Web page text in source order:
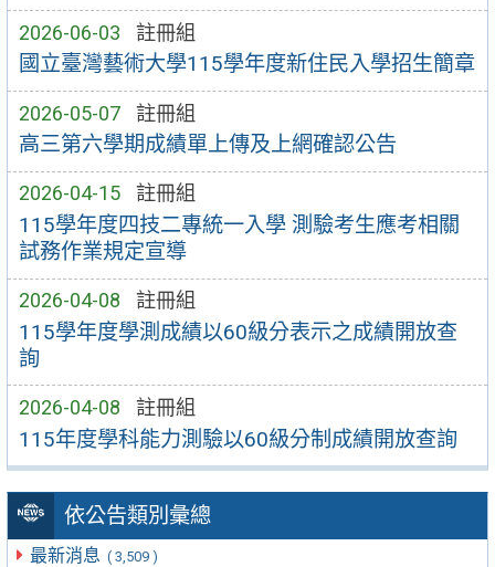
2026-06-03 註冊組
國立臺灣藝術大學115學年度新住民入學招生簡章
2026-05-07 註冊組
高三第六學期成績單上傳及上網確認公告
2026-04-15 註冊組
115學年度四技二專統一入學 測驗考生應考相關
試務作業規定宣導
2026-04-08 註冊組
115學年度學測成績以60級分表示之成績開放查
詢
2026-04-08 註冊組
115年度學科能力測驗以60級分制成績開放查詢
依公告類別彙總
最新消息 ( 3,509 )